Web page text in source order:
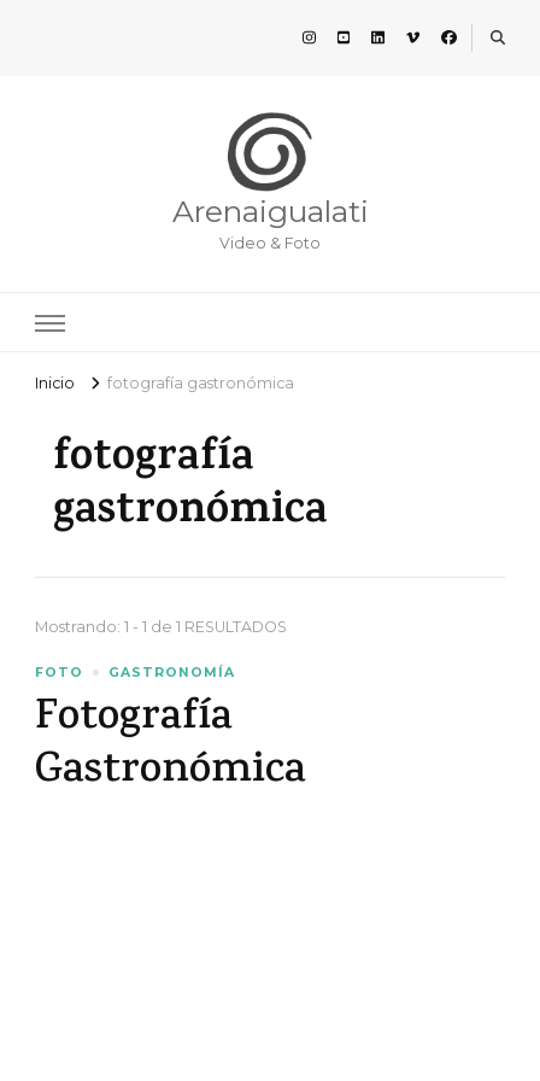
Arenaigualati
Video & Foto
Inicio fotografía gastronómica
fotografía
gastronómica
Mostrando: 1 - 1 de 1 RESULTADOS
FOTO GASTRONOMÍA
Fotografía
Gastronómica